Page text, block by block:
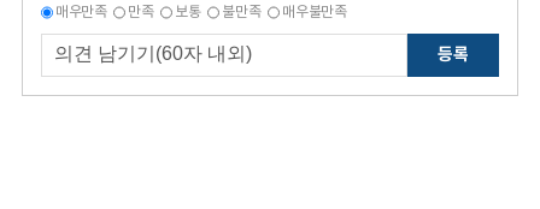
매우만족 만족 보통 불만족 매우불만족
등록